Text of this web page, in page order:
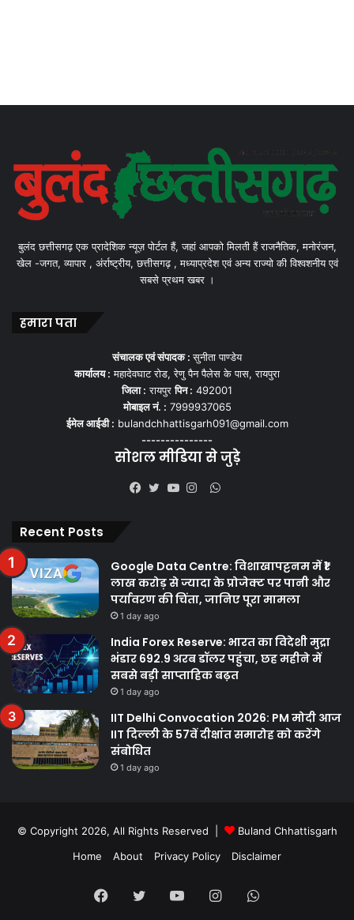
बुलंद छत्तीसगढ़ एक प्रादेशिक न्यूज़ पोर्टल हैं, जहां आपको मिलती हैं राजनैतिक, मनोरंजन,
खेल -जगत, व्यापार , अंर्राष्ट्रीय, छत्तीसगढ़ , मध्याप्रदेश एवं अन्य राज्यो की विश्वशनीय एवं
सबसे प्रथम खबर ।
हमारा पता
संचालक एवं संपादक :सुनीता पाण्डेय
कार्यालय : महादेवघाट रोड, रेणु पैन पैलेस के पास, रायपुरा
जिला : रायपुरपिन : 492001
मोबाइल नं. : 7999937065
ईमेल आईडी : bulandchhattisgarh091@gmail.com
---------------
सोशल मीडिया से जुड़े
WhatsApp
Recent Posts
Google Data Centre: विशाखापट्टनम में ₹1
लाख करोड़ से ज्यादा के प्रोजेक्ट पर पानी और
पर्यावरण की चिंता, जानिए पूरा मामला
1 day ago
India Forex Reserve: भारत का विदेशी मुद्रा
भंडार 692.9 अरब डॉलर पहुंचा, छह महीने में
सबसे बड़ी साप्ताहिक बढ़त
1 day ago
IIT Delhi Convocation 2026: PM मोदी आज
IIT दिल्ली के 57वें दीक्षांत समारोह को करेंगे
संबोधित
1 day ago
© Copyright 2026, All Rights Reserved |
Buland Chhattisgarh
Home
About Privacy Policy Disclaimer
Facebook
Twitter YouTubeInstagramWhatsApp